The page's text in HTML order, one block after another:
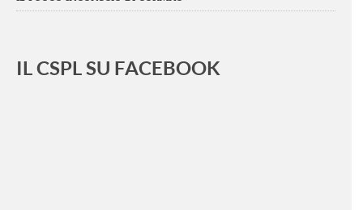
IL CSPL SU FACEBOOK